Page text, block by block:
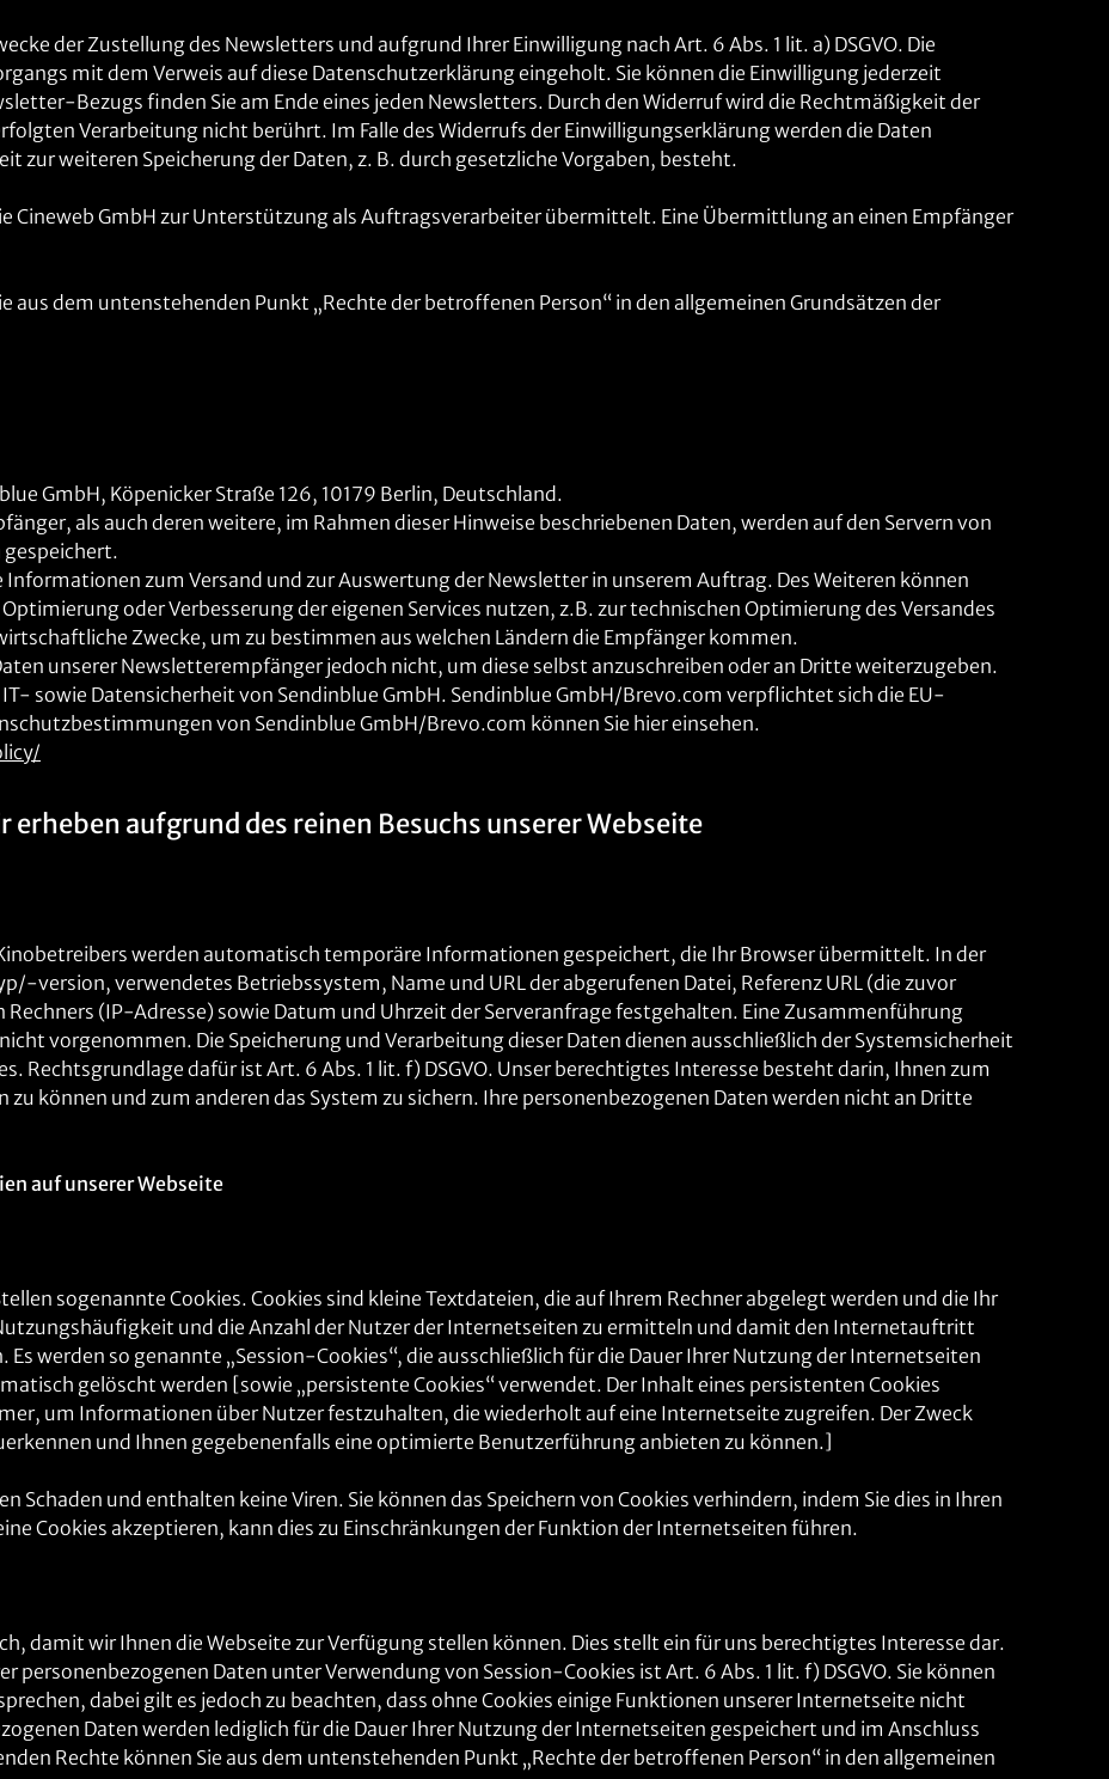
der Zustellung des Newsletters und aufgrund Ihrer Einwilligung nach Art. 6 Abs. 1 lit. a) DSGVO. Die
mit dem Verweis auf diese Datenschutzerklärung eingeholt. Sie können die Einwilligung jederzeit
Bezugs finden Sie am Ende eines jeden Newsletters. Durch den Widerruf wird die Rechtmäßigkeit der
Verarbeitung nicht berührt. Im Falle des Widerrufs der Einwilligungserklärung werden die Daten
zur weiteren Speicherung der Daten, z. B. durch gesetzliche Vorgaben, besteht.
Cineweb GmbH zur Unterstützung als Auftragsverarbeiter übermittelt. Eine Übermittlung an einen Empfänger
aus dem untenstehenden Punkt „Rechte der betroffenen Person“ in den allgemeinen Grundsätzen der
GmbH, Köpenicker Straße 126, 10179 Berlin, Deutschland.
als auch deren weitere, im Rahmen dieser Hinweise beschriebenen Daten, werden auf den Servern von
gespeichert.
zum Versand und zur Auswertung der Newsletter in unserem Auftrag. Des Weiteren können
oder Verbesserung der eigenen Services nutzen, z.B. zur technischen Optimierung des Versandes
Zwecke, um zu bestimmen aus welchen Ländern die Empfänger kommen.
unserer Newsletterempfänger jedoch nicht, um diese selbst anzuschreiben oder an Dritte weiterzugeben.
sowie Datensicherheit von Sendinblue GmbH. Sendinblue GmbH/Brevo.com verpflichtet sich die EU-
von Sendinblue GmbH/Brevo.com können Sie hier einsehen.
erheben aufgrund des reinen Besuchs unserer Webseite
werden automatisch temporäre Informationen gespeichert, die Ihr Browser übermittelt. In der
version, verwendetes Betriebssystem, Name und URL der abgerufenen Datei, Referenz URL (die zuvor
(IP-Adresse) sowie Datum und Uhrzeit der Serveranfrage festgehalten. Eine Zusammenführung
vorgenommen. Die Speicherung und Verarbeitung dieser Daten dienen ausschließlich der Systemsicherheit
Rechtsgrundlage dafür ist Art. 6 Abs. 1 lit. f) DSGVO. Unser berechtigtes Interesse besteht darin, Ihnen zum
können und zum anderen das System zu sichern. Ihre personenbezogenen Daten werden nicht an Dritte
auf unserer Webseite
sogenannte Cookies. Cookies sind kleine Textdateien, die auf Ihrem Rechner abgelegt werden und die Ihr
und die Anzahl der Nutzer der Internetseiten zu ermitteln und damit den Internetauftritt
werden so genannte „Session-Cookies“, die ausschließlich für die Dauer Ihrer Nutzung der Internetseiten
gelöscht werden [sowie „persistente Cookies“ verwendet. Der Inhalt eines persistenten Cookies
um Informationen über Nutzer festzuhalten, die wiederholt auf eine Internetseite zugreifen. Der Zweck
und Ihnen gegebenenfalls eine optimierte Benutzerführung anbieten zu können.]
Schaden und enthalten keine Viren. Sie können das Speichern von Cookies verhindern, indem Sie dies in Ihren
Cookies akzeptieren, kann dies zu Einschränkungen der Funktion der Internetseiten führen.
damit wir Ihnen die Webseite zur Verfügung stellen können. Dies stellt ein für uns berechtigtes Interesse dar.
personenbezogenen Daten unter Verwendung von Session-Cookies ist Art. 6 Abs. 1 lit. f) DSGVO. Sie können
dabei gilt es jedoch zu beachten, dass ohne Cookies einige Funktionen unserer Internetseite nicht
Daten werden lediglich für die Dauer Ihrer Nutzung der Internetseiten gespeichert und im Anschluss
Rechte können Sie aus dem untenstehenden Punkt „Rechte der betroffenen Person“ in den allgemeinen